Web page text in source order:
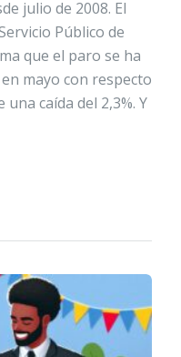
julio de 2008. El
Público de
que el paro se ha
mayo con respecto
caída del 2,3%. Y